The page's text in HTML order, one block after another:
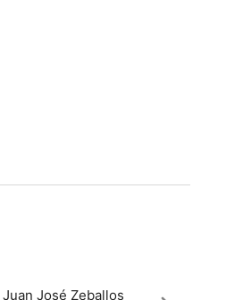
Juan José Zeballos